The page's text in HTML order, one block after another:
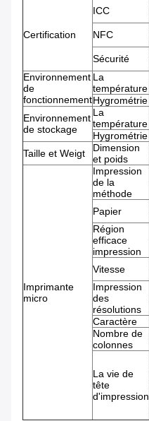
Certification
ICC
NFC
Sécurité
Environnement
de
fonctionnement
La
température
Hygrométrie
Environnement
de stockage
La
température
Hygrométrie
Taille et Weigt
Dimension
et poids
Imprimante
micro
Impression
de la
méthode
Papier
Région
efficace
impression
Vitesse
Impression
des
résolutions
Caractère
Nombre de
colonnes
La vie de
tête
d'impression